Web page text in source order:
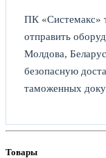
ПК «Системакс»
отправить
Молдова,
безопасную
таможенных
Товары